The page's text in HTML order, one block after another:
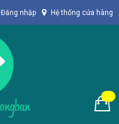
Đăng nhập Hệ thống cửa hàng